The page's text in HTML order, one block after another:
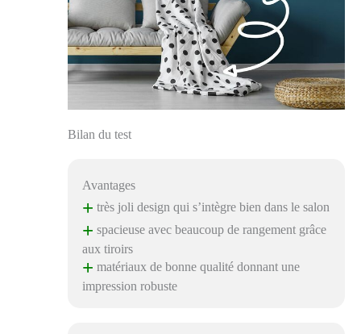
Bilan du test
Avantages
+ très joli design qui s’intègre bien dans le salon
+ spacieuse avec beaucoup de rangement grâce
aux tiroirs
+ matériaux de bonne qualité donnant une
impression robuste